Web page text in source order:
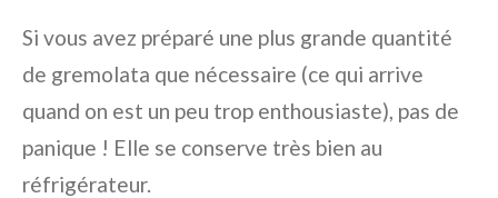
Si vous avez préparé une plus grande quantité
de gremolata que nécessaire (ce qui arrive
quand on est un peu trop enthousiaste), pas de
panique ! Elle se conserve très bien au
réfrigérateur.